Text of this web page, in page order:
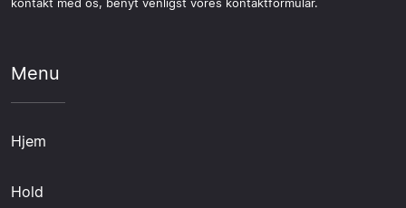
kontakt med os, benyt venligst vores kontaktformular.
Menu
Hjem
Hold